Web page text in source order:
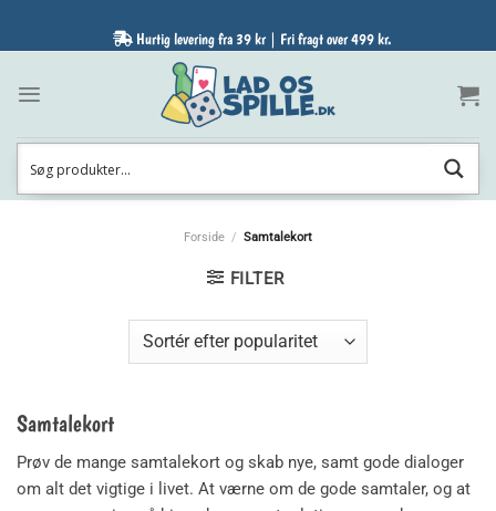
Hurtig levering fra 39 kr | Fri fragt over 499 kr.
Forside / Samtalekort
FILTER
Samtalekort
Prøv de mange samtalekort og skab nye, samt gode dialoger
om alt det vigtige i livet. At værne om de gode samtaler, og at